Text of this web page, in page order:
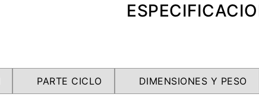
PARTE CICLO DIMENSIONES Y PESO